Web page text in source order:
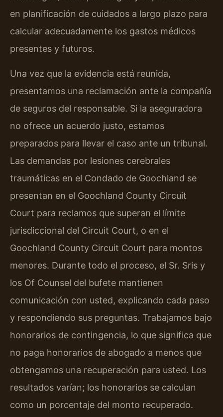
en planificación de cuidados a largo plazo para
calcular adecuadamente los gastos médicos
presentes y futuros.
Una vez que la evidencia está reunida,
presentamos una reclamación ante la compañía
de seguros del responsable. Si la aseguradora
no ofrece un acuerdo justo, estamos
preparados para llevar el caso ante un tribunal.
Las demandas por lesiones cerebrales
traumáticas en el Condado de Goochland se
presentan en el Goochland County Circuit
Court para reclamos que superan el límite
jurisdiccional del Circuit Court, o en el
Goochland County Circuit Court para montos
menores. Durante todo el proceso, el Sr. Sris y
los Of Counsel del bufete mantienen
comunicación con usted, explicando cada paso
y respondiendo sus preguntas. Trabajamos bajo
honorarios de contingencia, lo que significa que
no paga honorarios de abogado a menos que
obtengamos una recuperación para usted. Los
resultados varían; los honorarios se calculan
como un porcentaje del monto recuperado.